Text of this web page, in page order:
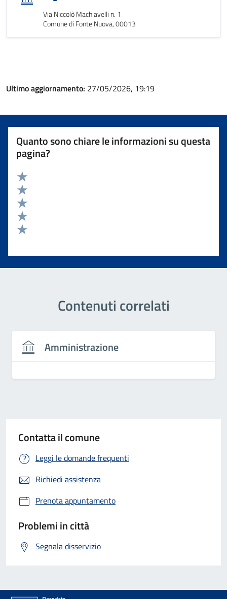
Via Niccolò Machiavelli n. 1
Comune di Fonte Nuova, 00013
Ultimo aggiornamento: 27/05/2026, 19:19
Quanto sono chiare le informazioni su questa
pagina?
Valuta 5 stelle su 5
Valuta 4 stelle su 5
Valuta 3 stelle su 5
Valuta 2 stelle su 5
Contenuti correlati
Amministrazione
Contatta il comune
Leggi le domande frequenti
Richiedi assistenza
Prenota appuntamento
Problemi in città
Segnala disservizio